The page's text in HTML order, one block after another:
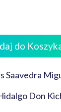
do
Saavedra
Don